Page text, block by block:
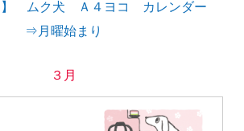
】 ムク犬 Ａ４ヨコ カレンダー
⇒月曜始まり
３月